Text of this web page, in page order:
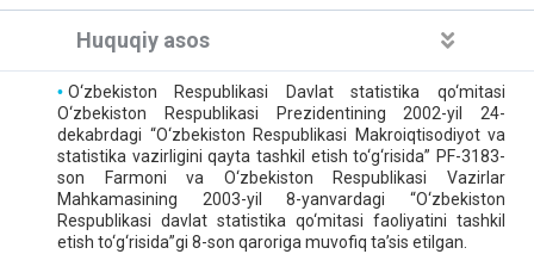
Huquqiy asos
O‘zbekiston Respublikasi Davlat statistika qo‘mitasi
O‘zbekiston Respublikasi Prezidentining 2002-yil 24-
dekabrdagi “O‘zbekiston Respublikasi Makroiqtisodiyot va
statistika vazirligini qayta tashkil etish to‘g‘risida” PF-3183-
son Farmoni va O‘zbekiston Respublikasi Vazirlar
Mahkamasining 2003-yil 8-yanvardagi “O‘zbekiston
Respublikasi davlat statistika qo‘mitasi faoliyatini tashkil
etish to‘g‘risida”gi 8-son qaroriga muvofiq ta’sis etilgan.